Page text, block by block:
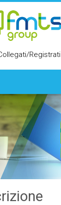
Registrati
Cerca
corsi